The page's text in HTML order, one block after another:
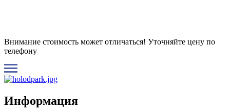
Внимание стоимость может отличаться! Уточняйте цену по
телефону
Информация